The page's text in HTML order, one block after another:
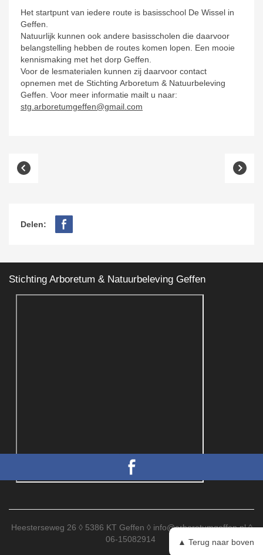
Het startpunt van iedere route is basisschool De Wissel in
Geffen.
Natuurlijk kunnen ook andere basisscholen die daarvoor
belangstelling hebben de routes komen lopen. Een mooie
kennismaking met het dorp Geffen.
Voor de lesmaterialen kunnen zij daarvoor contact
opnemen met de Stichting Arboretum & Natuurbeleving
Geffen. Voor meer informatie mailt u naar:
stg.arboretumgeffen@gmail.com
Delen:
Stichting Arboretum & Natuurbeleving Geffen
Heesterseweg 26 ◊ 5386 KT Geffen ◊ info@arboretumgeffen.nl◊
06-15082914
▲ Terug naar boven